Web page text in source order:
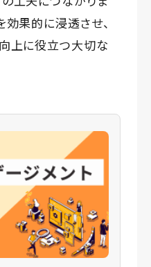
効果的に浸透させ、
上に役立つ大切な